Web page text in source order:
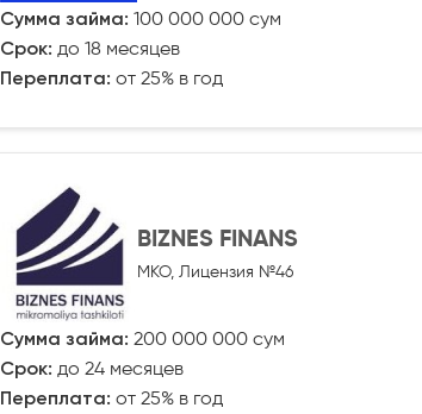
Сумма займа: 100 000 000 сум
Срок: до 18 месяцев
Переплата: от 25% в год
BIZNES FINANS
МКО, Лицензия №46
Сумма займа: 200 000 000 сум
Срок: до 24 месяцев
Переплата: от 25% в год